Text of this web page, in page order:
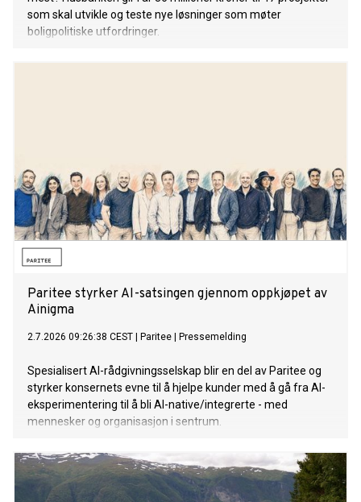
som skal utvikle og teste nye løsninger som møter
boligpolitiske utfordringer.
Paritee styrker AI-satsingen gjennom oppkjøpet av
Ainigma
2.7.2026 09:26:38 CEST Paritee Pressemelding
Spesialisert AI-rådgivningsselskap blir en del av Paritee og
styrker konsernets evne til å hjelpe kunder med å gå fra AI-
eksperimentering til å bli AI-native/integrerte - med
mennesker og organisasjon i sentrum.